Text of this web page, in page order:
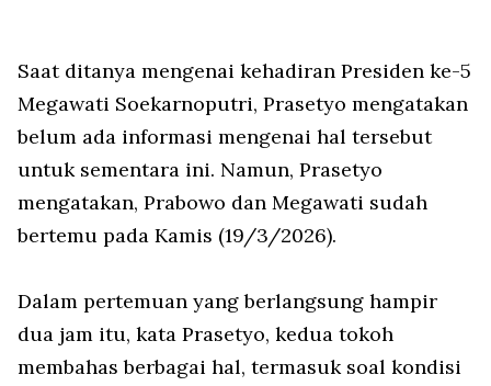
Saat ditanya mengenai kehadiran Presiden ke-5
Megawati Soekarnoputri, Prasetyo mengatakan
belum ada informasi mengenai hal tersebut
untuk sementara ini. Namun, Prasetyo
mengatakan, Prabowo dan Megawati sudah
bertemu pada Kamis (19/3/2026).
Dalam pertemuan yang berlangsung hampir
dua jam itu, kata Prasetyo, kedua tokoh
membahas berbagai hal, termasuk soal kondisi